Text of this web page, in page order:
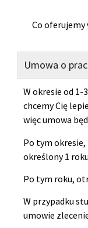
Co oferujemy
Umowa o
W okresie od 1-
chcemy Cię
więc umowa
Po tym okresie,
określony 1
Po tym roku,
W przypadku
umowie